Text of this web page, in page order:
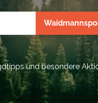
und besondere